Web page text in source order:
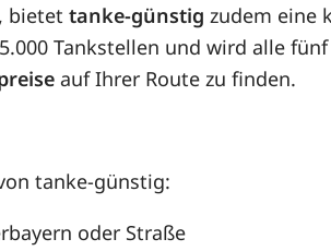
bietettanke-günstig zudem eine
Tankstellen und wird alle
auf Ihrer Route zu finden.
tanke-günstig:
oder Straße